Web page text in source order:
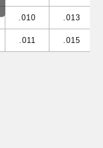
.010 .013
.011 .015